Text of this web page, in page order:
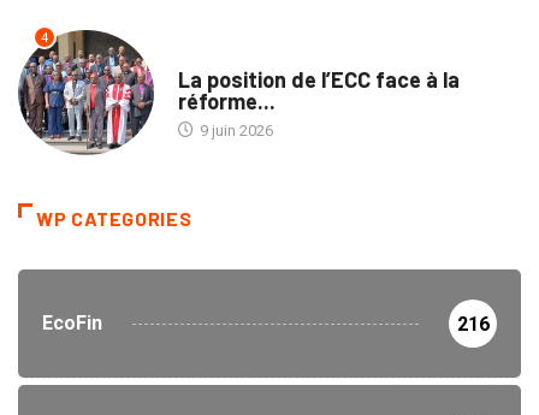
4
La position de l’ECC face à la
réforme...
9 juin 2026
WP CATEGORIES
EcoFin 216